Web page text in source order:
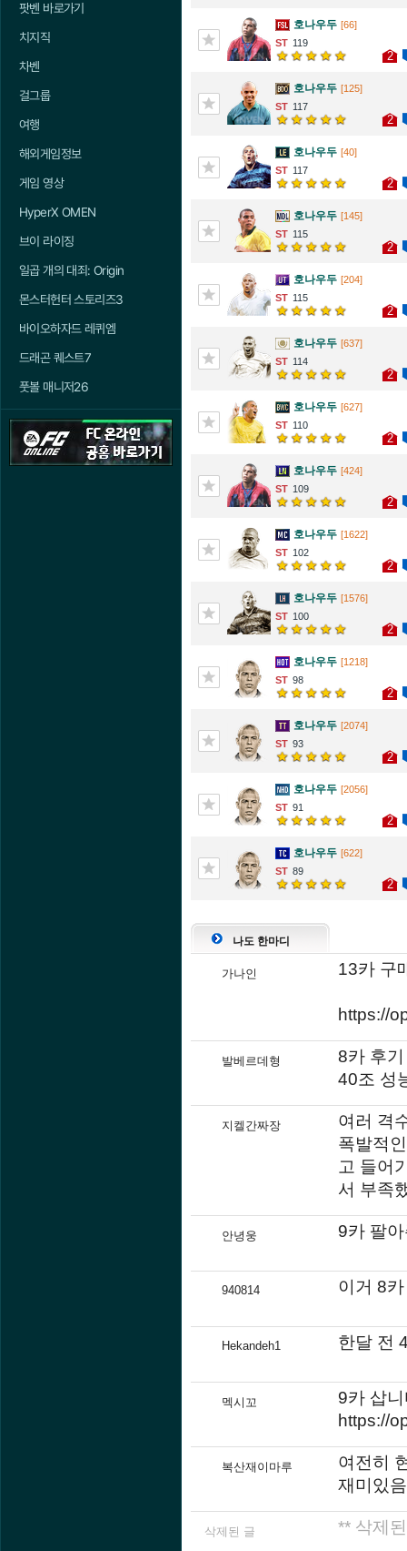
팟벤 바로가기
치지직
차벤
걸그룹
여행
해외게임정보
게임 영상
HyperX OMEN
브이 라이징
일곱 개의 대죄: Origin
몬스터헌터 스토리즈3
바이오하자드 레퀴엠
드래곤 퀘스트7
풋볼 매니저26
호나우두 [66]
119
2
호나우두 [125]
117
2
호나우두 [40]
117
2
호나우두 [145]
115
2
호나우두 [204]
115
2
호나우두 [637]
114
2
호나우두 [627]
110
2
호나우두 [424]
109
2
호나우두 [1622]
102
2
호나우두 [1576]
100
2
호나우두 [1218]
98
2
호나우두 [2074]
93
2
호나우두 [2056]
91
2
호나우두 [622]
89
2
나도 한마디
가나인 13카 구
https://
발베르데형
8카 후기
40조 성
지켈간짜장
여러 격
폭발적
고 들어
서 부족
안녕웅 9카 팔
940814 이거 8
Hekandeh1 한달 전
멕시꼬
9카 삽
https://
복산재이마루
여전히
재미있
삭제된 글 ** 삭제